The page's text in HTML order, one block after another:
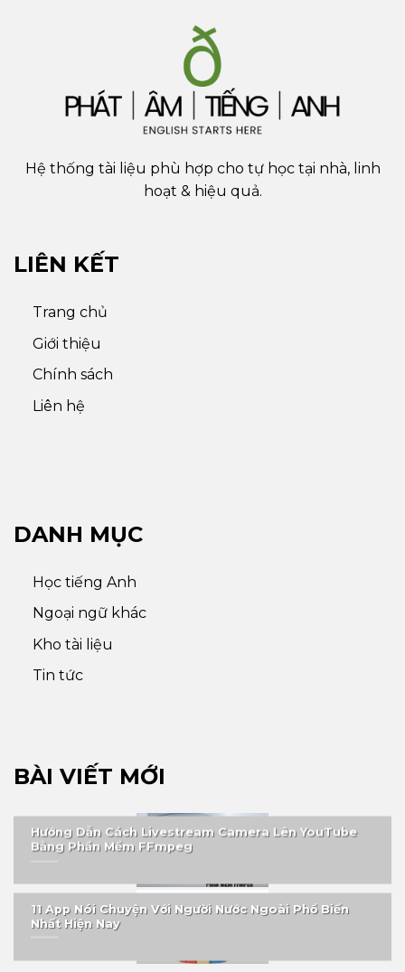
Hệ thống tài liệu phù hợp cho tự học tại nhà, linh
hoạt & hiệu quả.
LIÊN KẾT
Trang chủ
Giới thiệu
Chính sách
Liên hệ
DANH MỤC
Học tiếng Anh
Ngoại ngữ khác
Kho tài liệu
Tin tức
BÀI VIẾT MỚI
Hướng Dẫn Cách Livestream Camera Lên YouTube
Bằng Phần Mềm FFmpeg
11 App Nói Chuyện Với Người Nước Ngoài Phổ Biến
Nhất Hiện Nay